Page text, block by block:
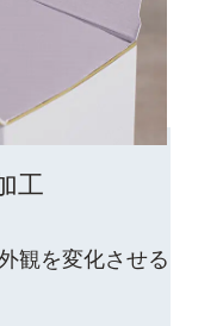
工
観を変化させる